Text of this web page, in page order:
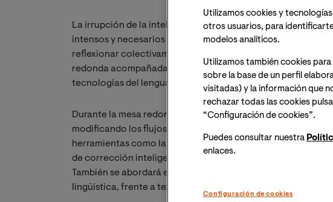
La irrupción de la inteligencia artificial (IA) en el ámbito de
intensos y necesarios sobre el futuro de una profesión en
reflexionar colectivamente sobre estos cambios, el próximo
redonda acompañada de un taller práctico que reunirá a
tecnologías del lenguaje.
Durante la mesa redonda, los ponentes compartieron
modificando los flujos de trabajo en la traducción
herramientas como la traducción automática neuronal, los
de corrección inteligente, así como las implicaciones éticas
También se abordará el papel del traductor como revisor,
lingüística, frente a textos generados por máquinas.
Utilizamos cookies y
otros usuarios, para
modelos analíticos.
Utilizamos también cookies
sobre la base de un perfil
visitadas) y la información que
rechazar todas las cookies
“Configuración de cookies”.
Puedes consultar nuestra
enlaces.
Configuración de cookies